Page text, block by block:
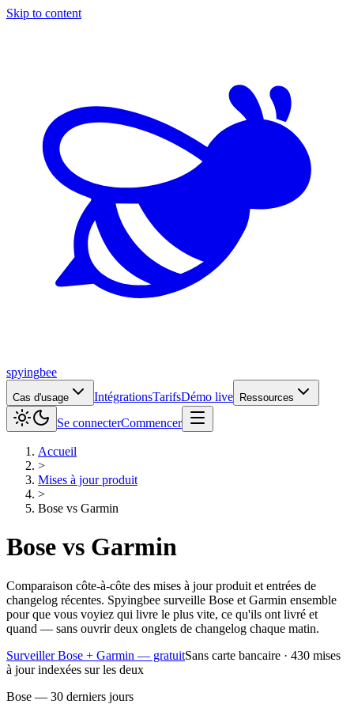
Skip to content
spyingbee
Cas d'usage IntégrationsTarifsDémo live Ressources
Se connecterCommencer
Accueil
>
Mises à jour produit
>
Bose vs Garmin
Bose vs Garmin
Comparaison côte-à-côte des mises à jour produit et entrées de
changelog récentes. Spyingbee surveille Bose et Garmin ensemble
pour que vous voyiez qui livre le plus vite, ce qu'ils ont livré et
quand — sans ouvrir deux onglets de changelog chaque matin.
Surveiller Bose + Garmin — gratuitSans carte bancaire · 430 mises
à jour indexées sur les deux
Bose — 30 derniers jours